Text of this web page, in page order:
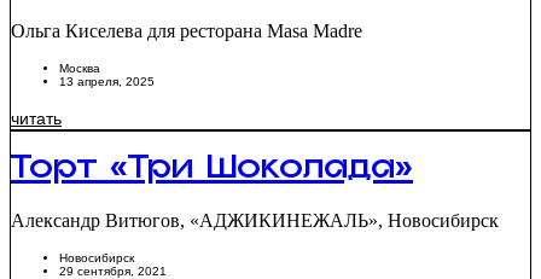
Ольга Киселева для ресторана Masa Madre
Москва
13 апреля, 2025
читать
Торт «Три Шоколада»
Александр Витюгов, «АДЖИКИНЕЖАЛЬ», Новосибирск
Новосибирск
29 сентября, 2021